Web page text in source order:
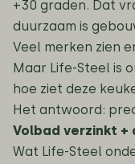
+30 graden. Dat
duurzaam is
Veel merken zien
Maar Life-Steel is
hoe ziet deze
Het antwoord:
Volbad verzinkt
Wat Life-Steel